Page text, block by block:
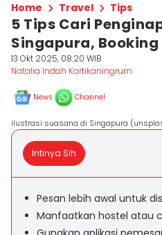
Home Travel Tips
5 Tips Cari
Singapura, Booking
13 Okt 2025, 08:20 WIB
Natalia Indah Kartikaningrum
News Channel
ilustrasi suasana di Singapura
Intinya Sih
Pesan lebih awal untuk
Manfaatkan hostel atau